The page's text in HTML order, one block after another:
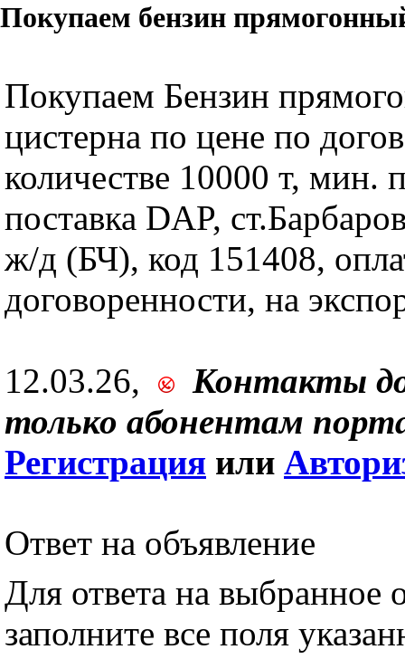
Покупаем бензин
Покупаем Бензин
цистерна по цене по
количестве 10000 т, мин.
поставка DAP,
ж/д (БЧ), код 151408,
договоренности, на
12.03.26,
Контакты
только абонентам
Регистрация или
Ответ на объявление
Для ответа на выбранное
заполните все поля